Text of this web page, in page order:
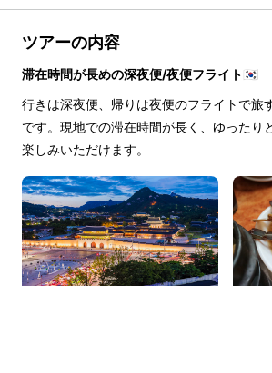
ツアーの内容
滞在時間が長めの深夜便/夜便フライト🇰🇷
行きは深夜便、帰りは夜便のフライトで旅
です。現地での滞在時間が長く、ゆったり
楽しみいただけます。